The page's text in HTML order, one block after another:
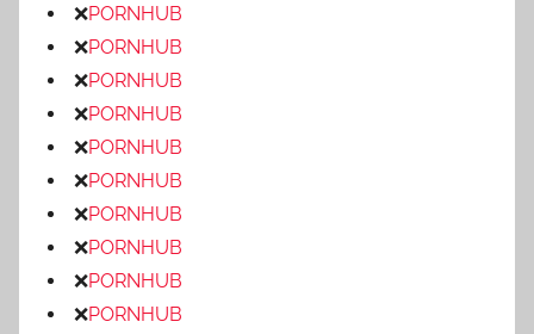
❌PORNHUB
❌PORNHUB
❌PORNHUB
❌PORNHUB
❌PORNHUB
❌PORNHUB
❌PORNHUB
❌PORNHUB
❌PORNHUB
❌PORNHUB